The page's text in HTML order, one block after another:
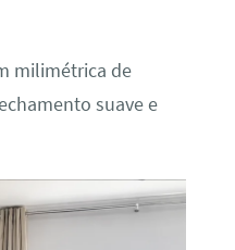
milimétrica de
suave e